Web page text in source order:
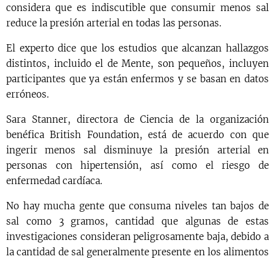
considera que es indiscutible que consumir menos sal
reduce la presión arterial en todas las personas.
El experto dice que los estudios que alcanzan hallazgos
distintos, incluido el de Mente, son pequeños, incluyen
participantes que ya están enfermos y se basan en datos
erróneos.
Sara Stanner, directora de Ciencia de la organización
benéfica British Foundation, está de acuerdo con que
ingerir menos sal disminuye la presión arterial en
personas con hipertensión, así como el riesgo de
enfermedad cardíaca.
No hay mucha gente que consuma niveles tan bajos de
sal como 3 gramos, cantidad que algunas de estas
investigaciones consideran peligrosamente baja, debido a
la cantidad de sal generalmente presente en los alimentos